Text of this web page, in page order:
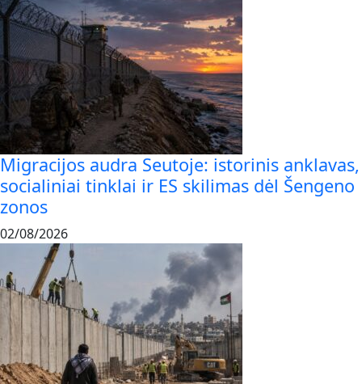
Migracijos audra Seutoje: istorinis anklavas,
socialiniai tinklai ir ES skilimas dėl Šengeno
zonos
02/08/2026